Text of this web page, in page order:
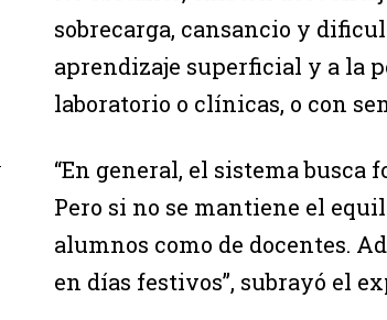
sobrecarga, cansancio y
aprendizaje superficial y a la
laboratorio o clínicas, o con
“En general, el sistema
Pero si no se mantiene el
alumnos como de docentes.
en días festivos”, subrayó el